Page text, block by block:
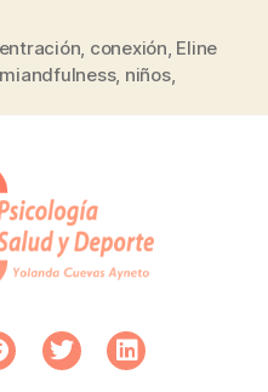
, conexión, Eline
miandfulness, niños,